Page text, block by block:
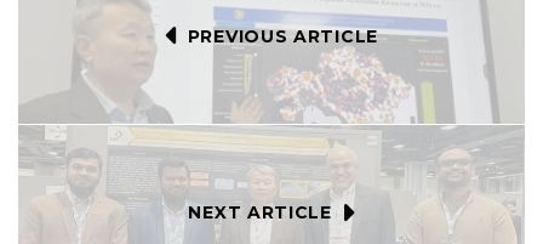
PREVIOUS ARTICLE
NEXT ARTICLE